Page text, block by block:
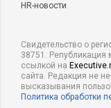
HR-новости
Свидетельство о
38751. Републикация
ссылкой на
сайта. Редакция не
высказывания
Политика обработки